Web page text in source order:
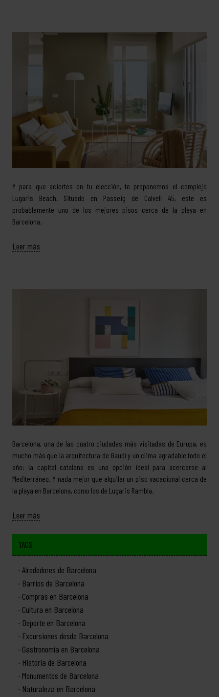
Y para que aciertes en tu elección, te proponemos el complejo
Lugaris Beach. Situado en Passeig de Calvell 45, este es
probablemente uno de los mejores pisos cerca de la playa en
Barcelona.
Leer más
Barcelona, una de las cuatro ciudades más visitadas de Europa, es
mucho más que la arquitectura de Gaudí y un clima agradable todo el
año: la capital catalana es una opción ideal para acercarse al
Mediterráneo. Y nada mejor que alquilar un piso vacacional cerca de
la playa en Barcelona, como los de Lugaris Rambla.
Leer más
TAGS
Alrededores de Barcelona
Barrios de Barcelona
Compras en Barcelona
Cultura en Barcelona
Deporte en Barcelona
Excursiones desde Barcelona
Gastronomía en Barcelona
Historia de Barcelona
Monumentos de Barcelona
Naturaleza en Barcelona